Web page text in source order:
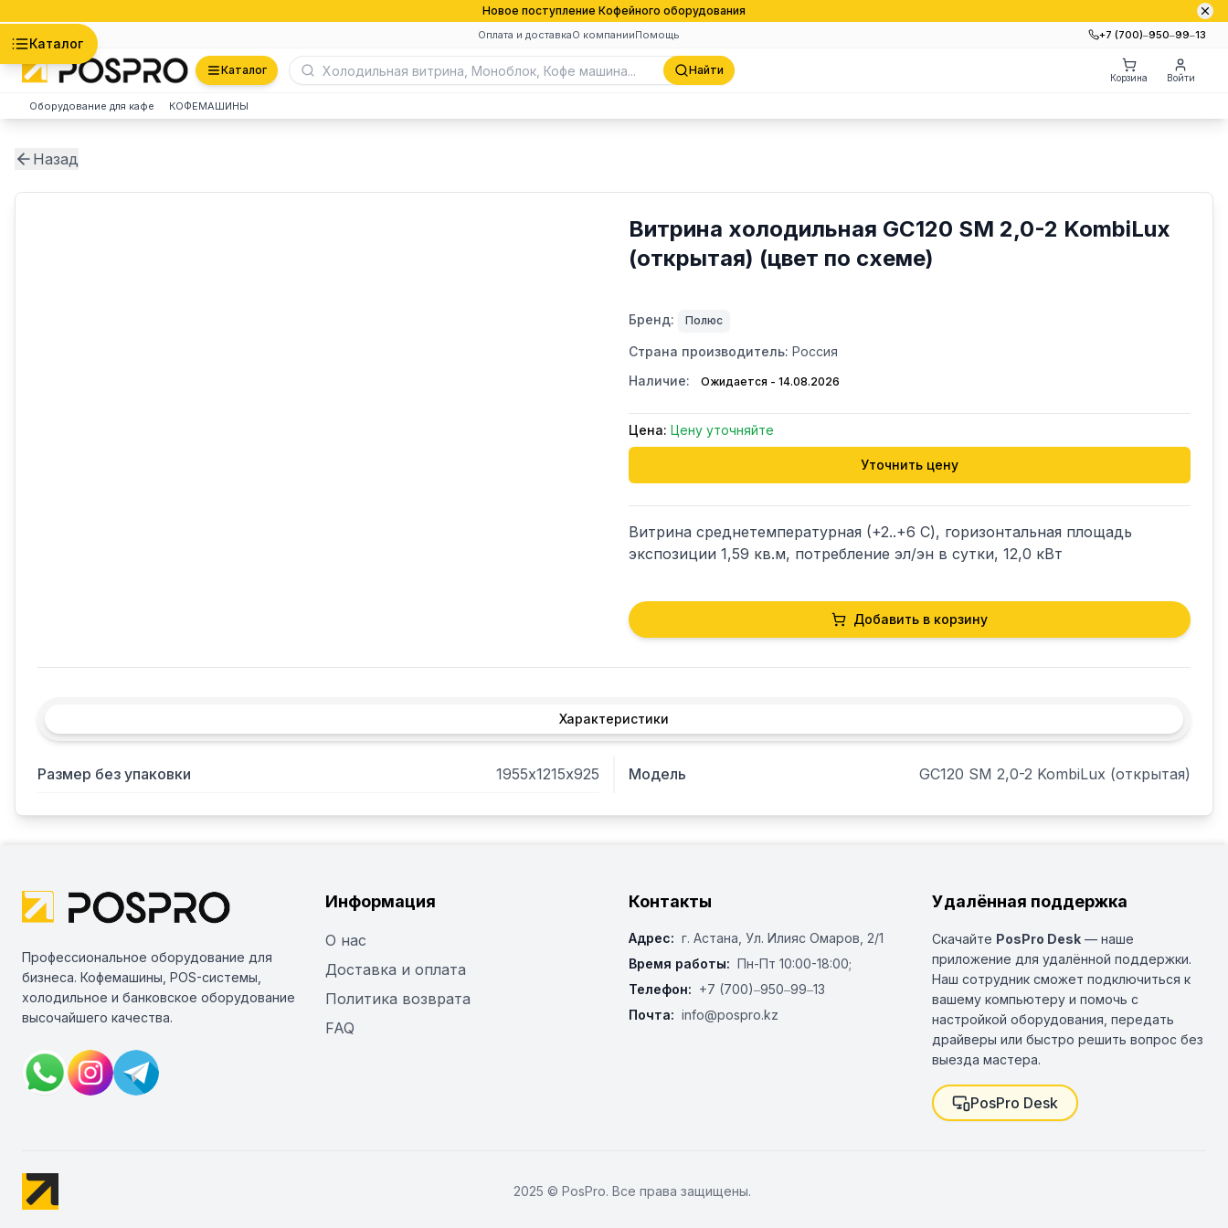
Новое поступление Кофейного оборудования
Оплата и доставкаО компанииПомощь +7 (700)‒950‒99‒13
Каталог
Каталог Найти
Корзина Войти
Оборудование для кафе КОФЕМАШИНЫ
Назад
Витрина холодильная GС120 SM 2,0-2 KombiLux
(открытая) (цвет по схеме)
Бренд: Полюс
Страна производитель: Россия
Наличие:
Ожидается - 14.08.2026
Цена: Цену уточняйте
Уточнить цену
Витрина среднетемпературная (+2..+6 С), горизонтальная площадь
экспозиции 1,59 кв.м, потребление эл/эн в сутки, 12,0 кВт
Добавить в корзину
Характеристики
Размер без упаковки 1955х1215х925 Модель GС120 SM 2,0-2 KombiLux (открытая)
Профессиональное оборудование для
бизнеса. Кофемашины, POS-системы,
холодильное и банковское оборудование
высочайшего качества.
Информация
О нас
Доставка и оплата
Политика возврата
FAQ
Контакты
Адрес: г. Астана, ​Ул. Илияс Омаров, 2/1
Время работы: Пн-Пт 10:00-18:00;
Телефон: +7 (700)‒950‒99‒13
Почта: info@pospro.kz
Удалённая поддержка
Скачайте PosPro Desk — наше
приложение для удалённой поддержки.
Наш сотрудник сможет подключиться к
вашему компьютеру и помочь с
настройкой оборудования, передать
драйверы или быстро решить вопрос без
выезда мастера.
PosPro Desk
2025 © PosPro. Все права защищены.